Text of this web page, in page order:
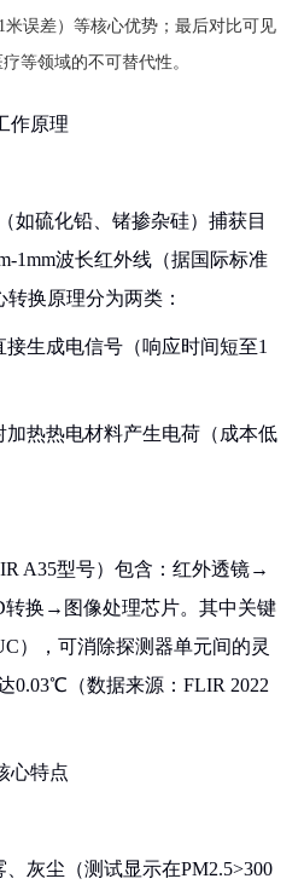
误差）等核心优势；最后对比可见
等领域的不可替代性。
作原理
如硫化铅、锗掺杂硅）捕获目
1mm波长红外线（据国际标准
转换原理分为两类：
生成电信号（响应时间短至1
热热电材料产生电荷（成本低
A35型号）包含：红外透镜→
换→图像处理芯片。其中关键
），可消除探测器单元间的灵
0.03℃（数据来源：FLIR 2022
心特点
灰尘（测试显示在PM2.5>300